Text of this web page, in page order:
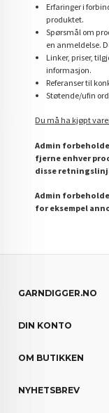
Erfaringer i
produktet.
Spørsmål om
en anmeldelse.
Linker, priser,
informasjon.
Referanser til
Støtende/ufin
Du må ha kjøpt
Admin
fjerne enhver
disse
Admin
for eksempel
GARNDIGGER.NO
DIN KONTO
OM BUTIKKEN
NYHETSBREV